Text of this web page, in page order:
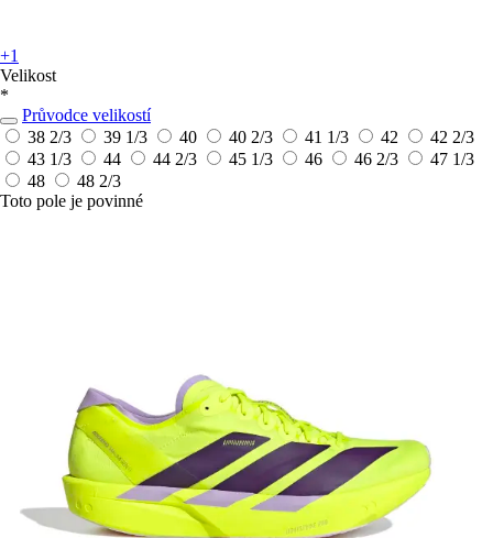
+1
Velikost
*
Průvodce velikostí
38 2/3
39 1/3 40 40 2/3 41 1/3 42
42 2/3
43 1/3
44 44 2/3 45 1/3 46 46 2/3
47 1/3
48
48 2/3
Toto pole je povinné